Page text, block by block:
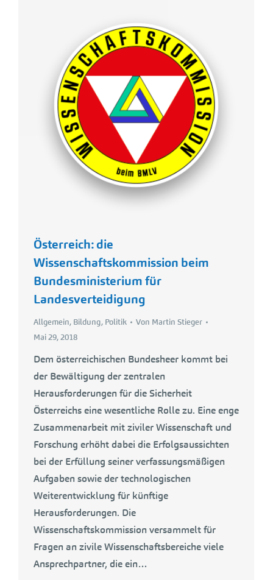
Österreich: die
Wissenschaftskommission beim
Bundesministerium für
Landesverteidigung
Allgemein, Bildung, Politik Von Martin Stieger
Mai 29, 2018
Dem österreichischen Bundesheer kommt bei
der Bewältigung der zentralen
Herausforderungen für die Sicherheit
Österreichs eine wesentliche Rolle zu. Eine enge
Zusammenarbeit mit ziviler Wissenschaft und
Forschung erhöht dabei die Erfolgsaussichten
bei der Erfüllung seiner verfassungsmäßigen
Aufgaben sowie der technologischen
Weiterentwicklung für künftige
Herausforderungen. Die
Wissenschaftskommission versammelt für
Fragen an zivile Wissenschaftsbereiche viele
Ansprechpartner, die ein…